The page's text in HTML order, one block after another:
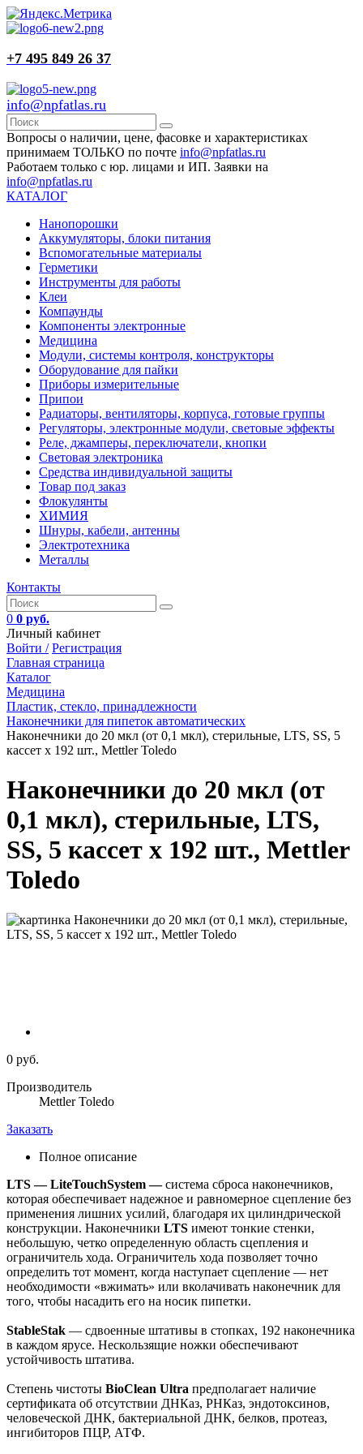
+7 495 849 26 37
info@npfatlas.ru
Вопросы о наличии, цене, фасовке и характеристиках
принимаем ТОЛЬКО по почте info@npfatlas.ru
Работаем только с юр. лицами и ИП. Заявки на
info@npfatlas.ru
КАТАЛОГ
Нанопорошки
Аккумуляторы, блоки питания
Вспомогательные материалы
Герметики
Инструменты для работы
Клеи
Компаунды
Компоненты электронные
Медицина
Модули, системы контроля, конструкторы
Оборудование для пайки
Приборы измерительные
Припои
Радиаторы, вентиляторы, корпуса, готовые группы
Регуляторы, электронные модули, световые эффекты
Реле, джамперы, переключатели, кнопки
Световая электроника
Средства индивидуальной защиты
Товар под заказ
Флокулянты
ХИМИЯ
Шнуры, кабели, антенны
Электротехника
Металлы
Контакты
0 0 руб.
Личный кабинет
Войти / Регистрация
Главная страница
Каталог
Медицина
Пластик, стекло, принадлежности
Наконечники для пипеток автоматических
Наконечники до 20 мкл (от 0,1 мкл), стерильные, LTS, SS, 5
кассет х 192 шт., Mettler Toledo
Наконечники до 20 мкл (от
0,1 мкл), стерильные, LTS,
SS, 5 кассет х 192 шт., Mettler
Toledo
0 руб.
Производитель
Mettler Toledo
Заказать
Полное описание
LTS — LiteTouchSystem —система сброса наконечников,
которая обеспечивает надежное и равномерное сцепление без
применения лишних усилий, благодаря их цилиндрической
конструкции. Наконечники LTS имеют тонкие стенки,
небольшую, четко определенную область сцепления и
ограничитель хода. Ограничитель хода позволяет точно
определить тот момент, когда наступает сцепление — нет
необходимости «вжимать» или вколачивать наконечник для
того, чтобы насадить его на носик пипетки.
StableStak — сдвоенные штативы в стопках, 192 наконечника
в каждом ярусе. Нескользящие ножки обеспечивают
устойчивость штатива.
Степень чистоты BioClean Ultra предполагает наличие
сертификата об отсутствии ДНКаз, РНКаз, эндотоксинов,
человеческой ДНК, бактериальной ДНК, белков, протеаз,
ингибиторов ПЦР, АТФ.